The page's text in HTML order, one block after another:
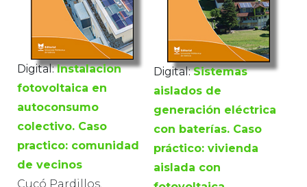
Digital: Instalacion
fotovoltaica en
autoconsumo
colectivo. Caso
practico: comunidad
de vecinos
Cucó Pardillos,
Digital: Sistemas
aislados de
generación eléctrica
con baterías. Caso
práctico: vivienda
aislada con